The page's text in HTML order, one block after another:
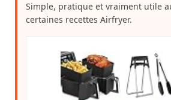
Simple, pratique et vraiment utile
certaines recettes Airfryer.